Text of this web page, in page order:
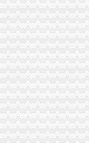
听听群众怎么问看看查办则
【重庆经济发展的“加减乘
【重庆经济发展的“加减乘
中央第四环境保护督察组向
创业培训第二单元—小企业
创业培训第二单元—小企业
安徽省环境保护厅
中国(上海)自由贸易试验区
[关联交易]莱美业：国金证
八马茶业：公开转让说明书
《招标文件范本》_优秀范文
福州市晋安区茶园街道办事
优化营商环境的生动实践经